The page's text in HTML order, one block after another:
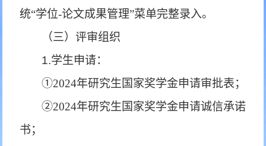
统“学位-论文成果管理”菜单完整录入。
（三）评审组织
1.学生申请：
①2024年研究生国家奖学金申请审批表；
②2024年研究生国家奖学金申请诚信承诺
书；